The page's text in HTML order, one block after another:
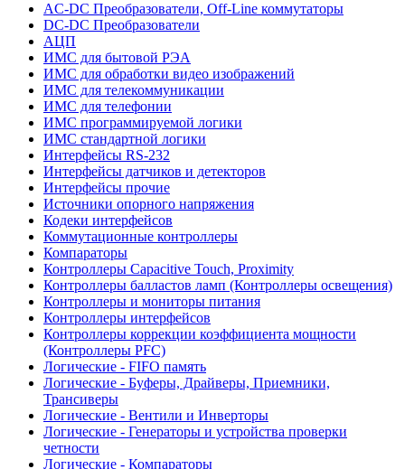
AC-DC Преобразователи, Off-Line коммутаторы
DC-DC Преобразователи
АЦП
ИМС для бытовой РЭА
ИМС для обработки видео изображений
ИМС для телекоммуникации
ИМС для телефонии
ИМС программируемой логики
ИМС стандартной логики
Интерфейсы RS-232
Интерфейсы датчиков и детекторов
Интерфейсы прочие
Источники опорного напряжения
Кодеки интерфейсов
Коммутационные контроллеры
Компараторы
Контроллеры Capacitive Touch, Proximity
Контроллеры балластов ламп (Контроллеры освещения)
Контроллеры и мониторы питания
Контроллеры интерфейсов
Контроллеры коррекции коэффициента мощности
(Контроллеры PFC)
Логические - FIFO память
Логические - Буферы, Драйверы, Приемники,
Трансиверы
Логические - Вентили и Инверторы
Логические - Генераторы и устройства проверки
четности
Логические - Компараторы